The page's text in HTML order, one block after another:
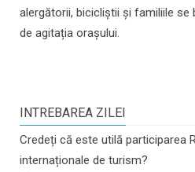
alergătorii, bicicliștii și familiile se
de agitația orașului.
INTREBAREA ZILEI
Credeți că este utilă participarea
internaționale de turism?